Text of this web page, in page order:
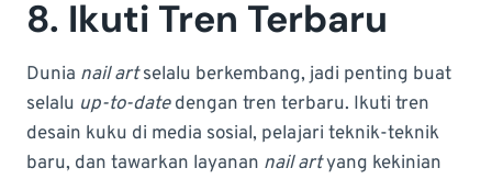
8. Ikuti Tren Terbaru
Dunia nail artselalu berkembang, jadi penting buat
selalu up-to-datedengan tren terbaru. Ikuti tren
desain kuku di media sosial, pelajari teknik-teknik
baru, dan tawarkan layanan nail artyang kekinian